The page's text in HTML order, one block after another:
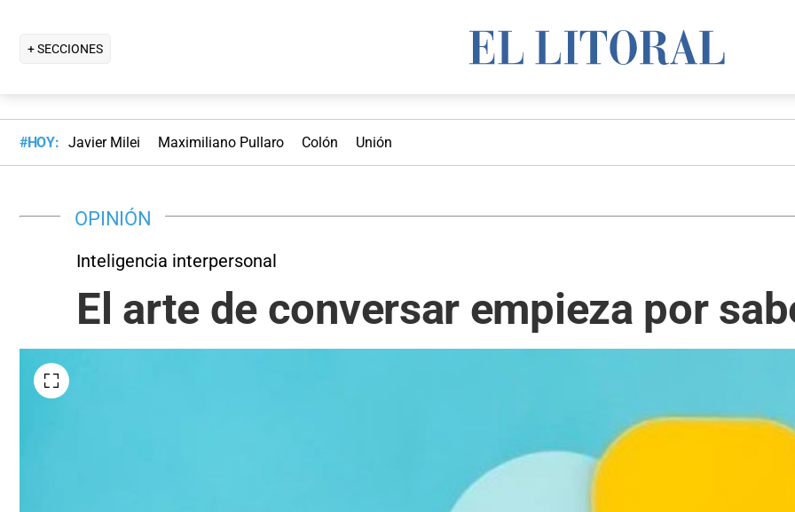
+ SECCIONES
#HOY: Javier Milei Maximiliano Pullaro Colón Unión
OPINIÓN
Inteligencia interpersonal
El arte de conversar empieza por